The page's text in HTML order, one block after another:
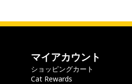
マイアカウント
ショッピングカート
Cat Rewards